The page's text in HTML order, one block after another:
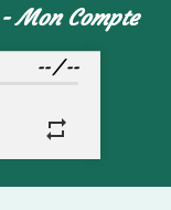
Mon Compte
-- /--